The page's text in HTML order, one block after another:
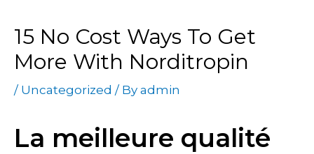
15 No Cost Ways To Get
More With Norditropin
/ Uncategorized / By admin
La meilleure qualité